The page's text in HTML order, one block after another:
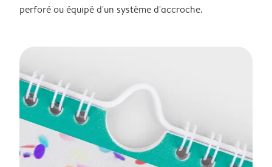
perforé ou équipé d'un système d'accroche.